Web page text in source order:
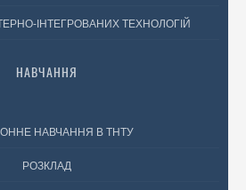
ІНТЕГРОВАНИХ ТЕХНОЛОГІЙ
НАВЧАННЯ
НАВЧАННЯ В ТНТУ
РОЗКЛАД